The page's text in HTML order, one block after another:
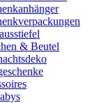
& Beutel